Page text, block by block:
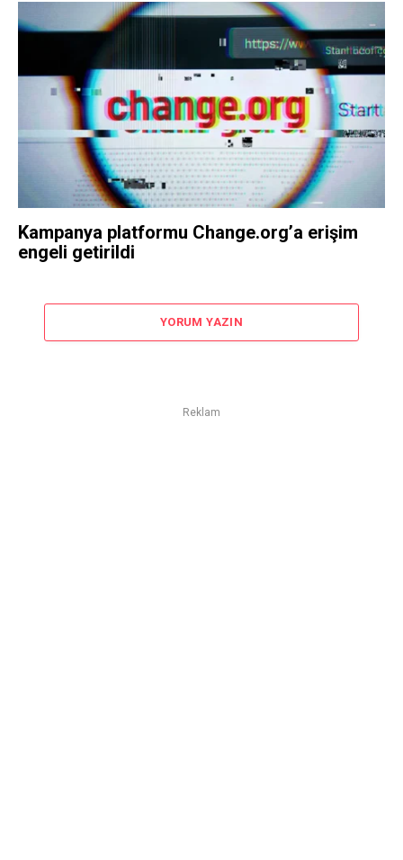
Kampanya platformu Change.org’a erişim
engeli getirildi
YORUM YAZIN
Reklam